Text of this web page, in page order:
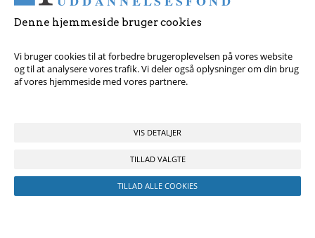
Denne hjemmeside bruger cookies
Vi bruger cookies til at forbedre brugeroplevelsen på vores website
og til at analysere vores trafik. Vi deler også oplysninger om din brug
af vores hjemmeside med vores partnere.
VIS DETALJER
TILLAD VALGTE
TILLAD ALLE COOKIES